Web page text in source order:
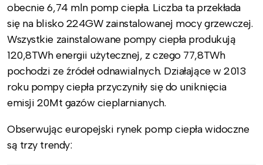
obecnie 6,74 mln pomp ciepła. Liczba ta przekłada
się na blisko 224GW zainstalowanej mocy grzewczej.
Wszystkie zainstalowane pompy ciepła produkują
120,8TWh energii użytecznej, z czego 77,8TWh
pochodzi ze źródeł odnawialnych. Działające w 2013
roku pompy ciepła przyczyniły się do uniknięcia
emisji 20Mt gazów cieplarnianych.
Obserwując europejski rynek pomp ciepła widoczne
są trzy trendy: